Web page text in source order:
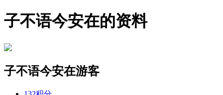
子不语今安在的资料
子不语今安在游客